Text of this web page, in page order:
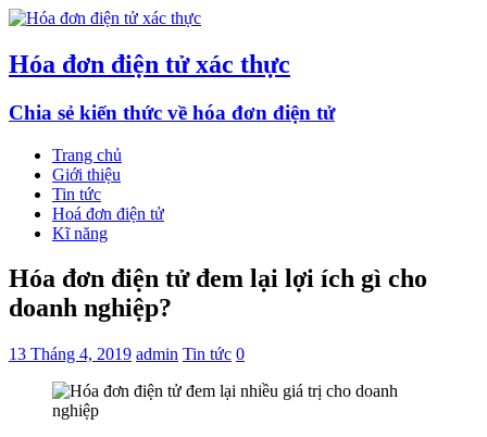
Hóa đơn điện tử xác thực
Chia sẻ kiến thức về hóa đơn điện tử
Trang chủ
Giới thiệu
Tin tức
Hoá đơn điện tử
Kĩ năng
Hóa đơn điện tử đem lại lợi ích gì cho
doanh nghiệp?
13 Tháng 4, 2019 admin Tin tức 0